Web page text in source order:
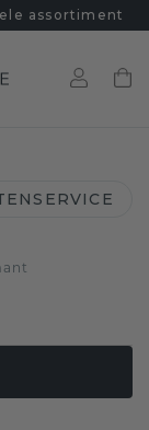
assortiment